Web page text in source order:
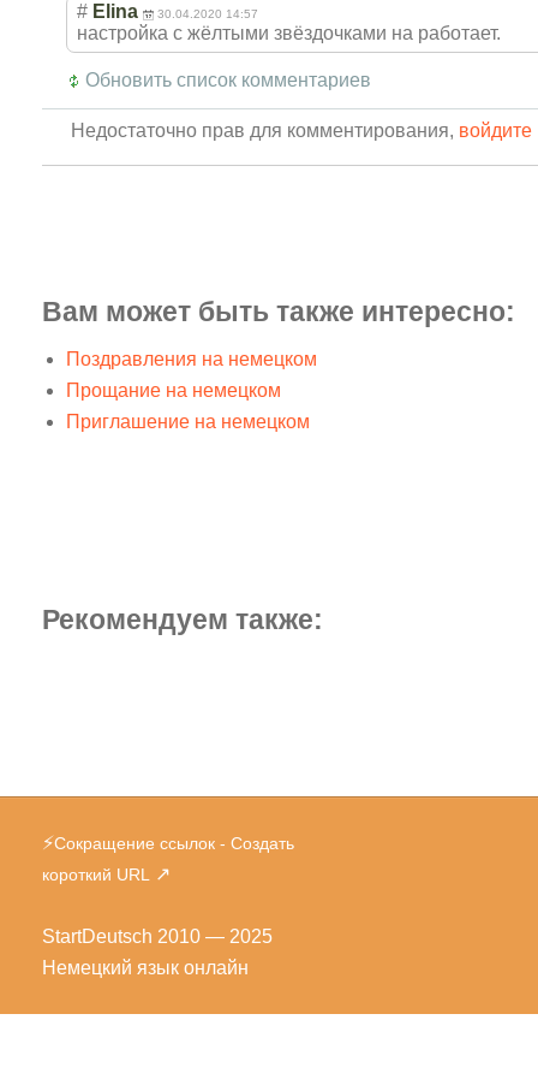
# Elina 30.04.2020 14:57
настройка с жёлтыми звёздочками на работает.
Обновить список комментариев
Недостаточно прав для комментирования, войдите
Вам может быть также интересно:
Поздравления на немецком
Прощание на немецком
Приглашение на немецком
Рекомендуем также:
⚡Сокращение ссылок - Создать
короткий URL ↗
StartDeutsch 2010 — 2025
Немецкий язык онлайн